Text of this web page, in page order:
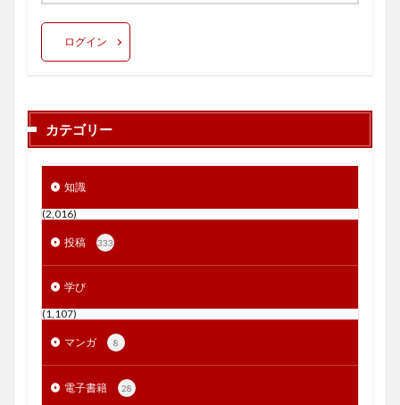
ログイン
カテゴリー
知識
(2,016)
投稿 333
学び
(1,107)
マンガ 8
電子書籍 28